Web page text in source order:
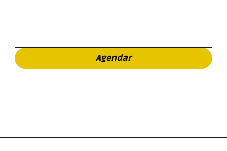
Agendar